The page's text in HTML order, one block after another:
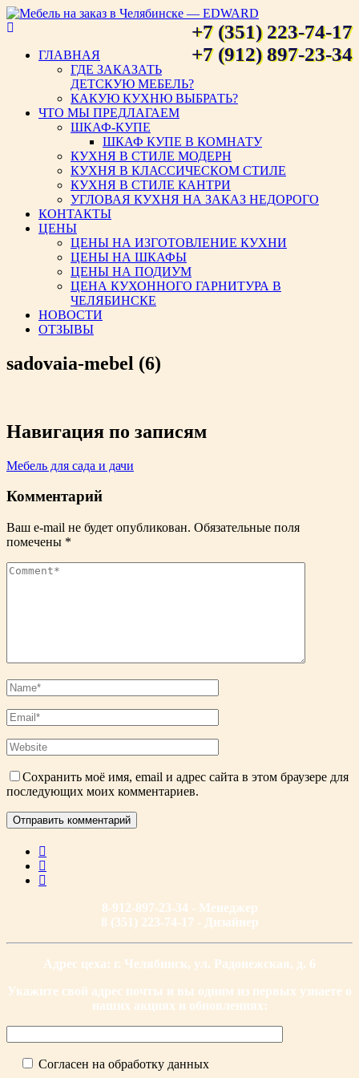
Мебель на заказ в Челябинске
— EDWARD
+7 (351) 223-74-17
+7 (912) 897-23-34
ГЛАВНАЯ
ГДЕ ЗАКАЗАТЬ
ДЕТСКУЮ МЕБЕЛЬ?
КАКУЮ КУХНЮ ВЫБРАТЬ?
ЧТО МЫ ПРЕДЛАГАЕМ
ШКАФ-КУПЕ
ШКАФ КУПЕ В КОМНАТУ
КУХНЯ В СТИЛЕ МОДЕРН
КУХНЯ В КЛАССИЧЕСКОМ СТИЛЕ
КУХНЯ В СТИЛЕ КАНТРИ
УГЛОВАЯ КУХНЯ НА ЗАКАЗ НЕДОРОГО
КОНТАКТЫ
ЦЕНЫ
ЦЕНЫ НА ИЗГОТОВЛЕНИЕ КУХНИ
ЦЕНЫ НА ШКАФЫ
ЦЕНЫ НА ПОДИУМ
ЦЕНА КУХОННОГО ГАРНИТУРА В
ЧЕЛЯБИНСКЕ
НОВОСТИ
ОТЗЫВЫ
sadovaia-mebel (6)
Навигация по записям
Мебель для сада и дачи
Комментарий
Ваш e-mail не будет опубликован. Обязательные поля
помечены *
Сохранить моё имя, email и адрес сайта в этом браузере для
последующих моих комментариев.
8-912-897-23-34 - Менеджер
8 (351) 223-74-17 - Дизайнер
Адрес цеха: г. Челябинск, ул. Радонежская, д. 6
Укажите свой адрес почты и вы одним из первых узнаете о
наших акциях и обновлениях:
Согласен на обработку данных